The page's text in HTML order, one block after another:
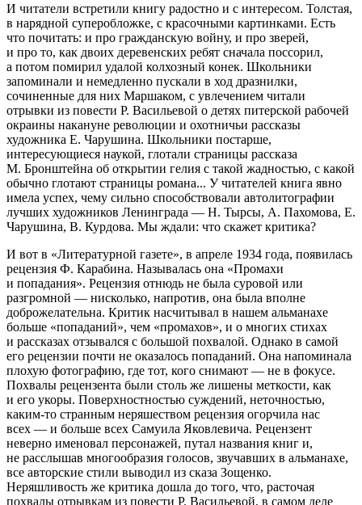
И читатели встретили книгу радостно и с интересом. Толстая,
в нарядной суперобложке, с красочными картинками. Есть
что почитать: и про гражданскую войну, и про зверей,
и про то, как двоих деревенских ребят сначала поссорил,
а потом помирил удалой колхозный конек. Школьники
запоминали и немедленно пускали в ход дразнилки,
сочиненные для них Маршаком, с увлечением читали
отрывки из повести Р. Васильевой о детях питерской рабочей
окраины накануне революции и охотничьи рассказы
художника Е. Чарушина. Школьники постарше,
интересующиеся наукой, глотали страницы рассказа
М. Бронштейна об открытии гелия с такой жадностью, с какой
обычно глотают страницы романа... У читателей книга явно
имела успех, чему сильно способствовали автолитографии
лучших художников Ленинграда — Н. Тырсы, А. Пахомова, Е.
Чарушина, В. Курдова. Мы ждали: что скажет критика?
И вот в «Литературной газете», в апреле 1934 года, появилась
рецензия Ф. Карабина. Называлась она «Промахи
и попадания». Рецензия отнюдь не была суровой или
разгромной — нисколько, напротив, она была вполне
доброжелательна. Критик насчитывал в нашем альманахе
больше «попаданий», чем «промахов», и о многих стихах
и рассказах отзывался с большой похвалой. Однако в самой
его рецензии почти не оказалось попаданий. Она напоминала
плохую фотографию, где тот, кого снимают — не в фокусе.
Похвалы рецензента были столь же лишены меткости, как
и его укоры. Поверхностностью суждений, неточностью,
каким-то странным неряшеством рецензия огорчила нас
всех — и больше всех Самуила Яковлевича. Рецензент
неверно именовал персонажей, путал названия книг и,
не расслышав многообразия голосов, звучавших в альманахе,
все авторские стили выводил из сказа Зощенко.
Неряшливость же критика дошла до того, что, расточая
похвалы отрывкам из повести Р. Васильевой, в самом деле